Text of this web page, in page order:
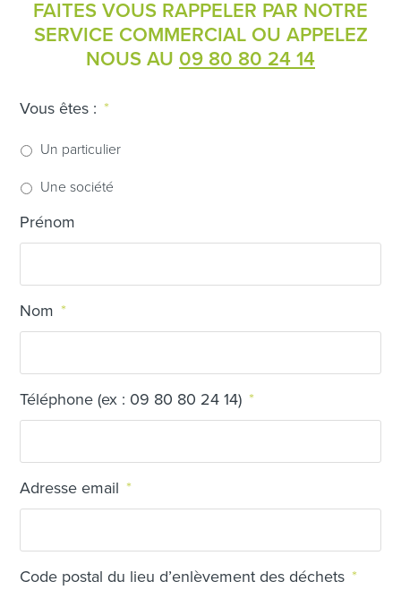
FAITES VOUS RAPPELER PAR NOTRE
SERVICE COMMERCIAL OU APPELEZ
NOUS AU 09 80 80 24 14
Vous êtes : *
Un particulier
Une société
Prénom
Nom *
Téléphone (ex : 09 80 80 24 14) *
Adresse email *
Code postal du lieu d’enlèvement des déchets *